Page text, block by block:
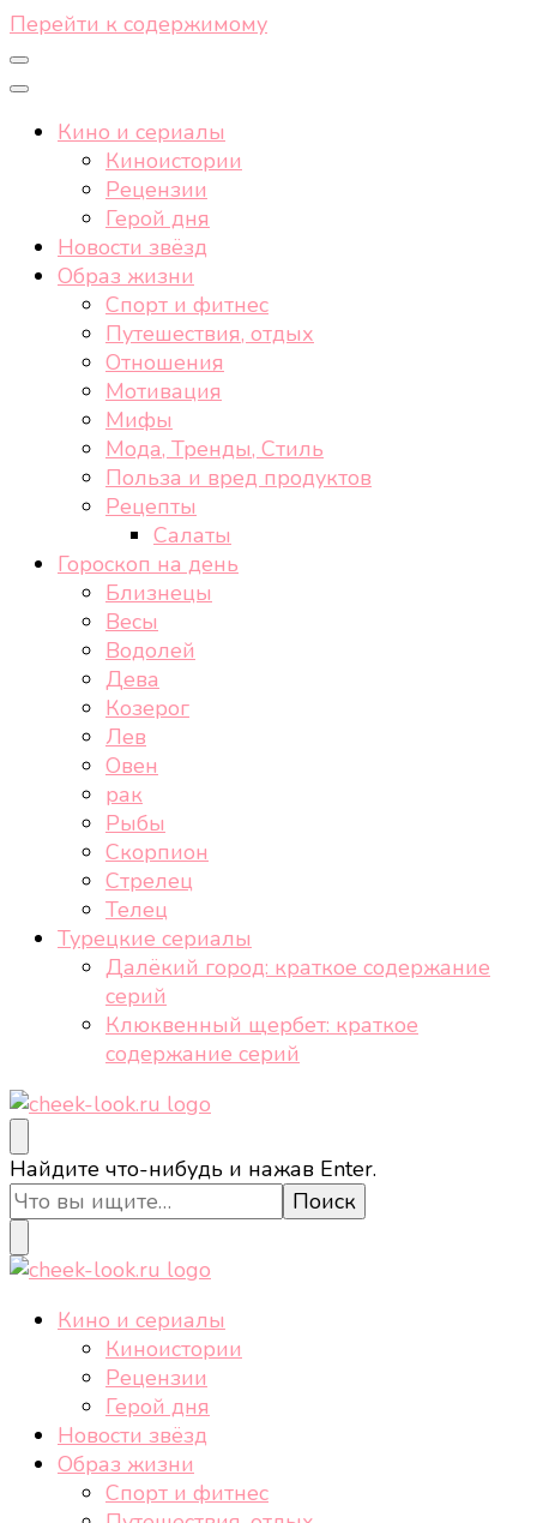
Перейти к содержимому
Кино и сериалы
Киноистории
Рецензии
Герой дня
Новости звёзд
Образ жизни
Спорт и фитнес
Путешествия, отдых
Отношения
Мотивация
Мифы
Мода, Тренды, Стиль
Польза и вред продуктов
Рецепты
Салаты
Гороскоп на день
Близнецы
Весы
Водолей
Дева
Козерог
Лев
Овен
рак
Рыбы
Скорпион
Стрелец
Телец
Турецкие сериалы
Далёкий город: краткое содержание
серий
Клюквенный щербет: краткое
содержание серий
cheek-look.ru
Женский сайт о звездах и кино, а также трендах,
здоровом образе жизни, спорте, стиле, отдыхе и
еде.
Ищите
что-
то?
Найдите что-нибудь и нажав Enter.
cheek-look.ru
Женский сайт о звездах и кино, а также трендах,
здоровом образе жизни, спорте, стиле, отдыхе и
Кино и сериалы
Киноистории
Рецензии
Герой дня
Новости звёзд
Образ жизни
Спорт и фитнес